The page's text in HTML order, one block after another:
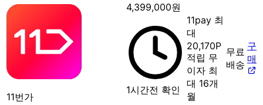
11번가
4,399,000원
1시간전 확인
11pay 최
대
20,170P
적립 무
이자 최
대 16개
월
무료
배송
구
매